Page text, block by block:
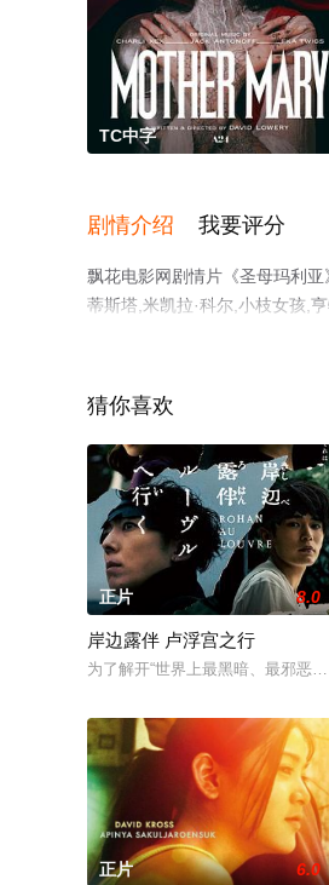
TC中字
剧情介绍 我要评分
飘花电影网剧情片《圣母玛利亚
蒂斯塔,米凯拉·科尔,小枝女孩,
精彩演绎的英国,美国,德国,芬
猜你喜欢
正片 8.0
岸边露伴 卢浮宫之行
为了解开“世界上最黑暗、最邪恶
正片 6.0